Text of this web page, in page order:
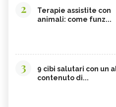
2
Terapie assistite con
animali: come funz...
3
9 cibi salutari con un
contenuto di...